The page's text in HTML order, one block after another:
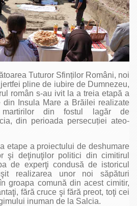
Tuturor Sfinților Români, noi
pline de iubire de Dumnezeu,
român s-au ivit la a treia etapă a
din Insula Mare a Brăilei realizate
martirilor din fostul lagăr de
din perioada persecuției ateo-
etape a proiectului de deshumare
şi deţinuţilor politici din cimitirul
de experţi condusă de istoricul
realizarea unor noi săpături
groapa comună din acest cimitir,
fără cruce şi fără preot, toţi cei
inuman de la Salcia.